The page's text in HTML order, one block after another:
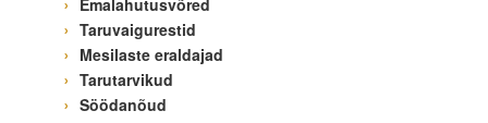
Emalahutusvõred
Taruvaigurestid
Mesilaste eraldajad
Tarutarvikud
Söödanõud